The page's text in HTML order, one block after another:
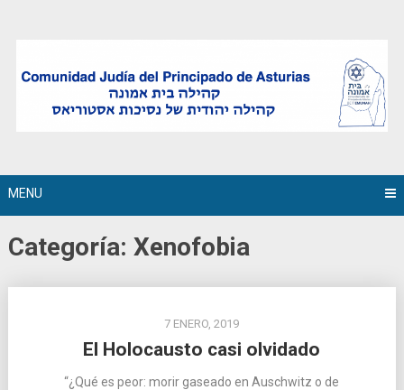
MENU
Categoría: Xenofobia
7 ENERO, 2019
El Holocausto casi olvidado
“¿Qué es peor: morir gaseado en Auschwitz o de